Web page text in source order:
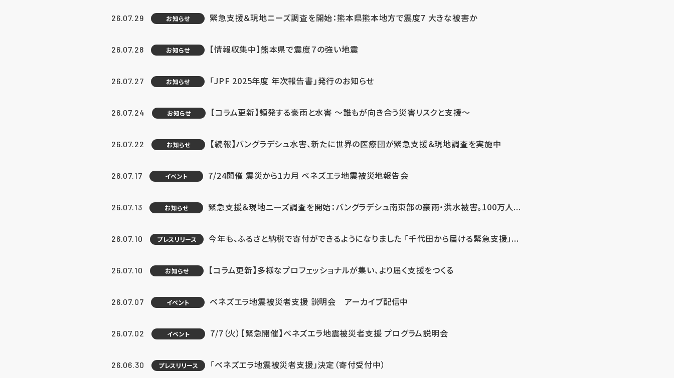
26.07.29 お知らせ 緊急支援＆現地ニーズ調査を開始：熊本県熊本地方で震度7 大きな被害か
26.07.28 お知らせ 【情報収集中】熊本県で震度７の強い地震
26.07.27 お知らせ 「JPF 2025年度 年次報告書」発行のお知らせ
26.07.24 お知らせ 【コラム更新】頻発する豪雨と水害 ～誰もが向き合う災害リスクと支援～
26.07.22 お知らせ 【続報】バングラデシュ水害、新たに世界の医療団が緊急支援＆現地調査を実施中
26.07.17 イベント 7/24開催 震災から1カ月 ベネズエラ地震被災地報告会
26.07.13 お知らせ 緊急支援＆現地ニーズ調査を開始：バングラデシュ南東部の豪雨・洪水被害。100万人...
26.07.10 プレスリリース 今年も、ふるさと納税で寄付ができるようになりました 「千代田から届ける緊急支援」...
26.07.10 お知らせ 【コラム更新】多様なプロフェッショナルが集い、より届く支援をつくる
26.07.07 イベント ベネズエラ地震被災者支援 説明会 アーカイブ配信中
26.07.02 イベント 7/7（火）【緊急開催】ベネズエラ地震被災者支援 プログラム説明会
26.06.30 プレスリリース 「ベネズエラ地震被災者支援」決定（寄付受付中）